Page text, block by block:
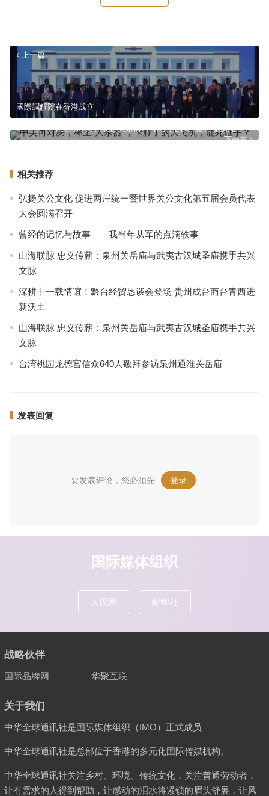
上一篇
國際調解院在香港成立
下一篇
中美再对决，稀土“大杀器”，卡脖子的大飞机，鹿死谁手？
相关推荐
弘扬关公文化 促进两岸统一暨世界关公文化第五届会员代表
大会圆满召开
曾经的记忆与故事——我当年从军的点滴轶事
山海联脉 忠义传薪：泉州关岳庙与武夷古汉城圣庙携手共兴
文脉
深耕十一载情谊！黔台经贸恳谈会登场 贵州成台商台青西进
新沃土
山海联脉 忠义传薪：泉州关岳庙与武夷古汉城圣庙携手共兴
文脉
台湾桃园龙德宫信众640人敬拜参访泉州通淮关岳庙
发表回复
要发表评论，您必须先 登录 。
国际媒体组织
人民网 新华社
战略伙伴
国际品牌网 华聚互联
关于我们
中华全球通讯社是国际媒体组织（IMO）正式成员
中华全球通讯社是总部位于香港的多元化国际传媒机构。
中华全球通讯社关注乡村、环境、传统文化，关注普通劳动者，
让有需求的人得到帮助，让感动的泪水将紧锁的眉头舒展，让风